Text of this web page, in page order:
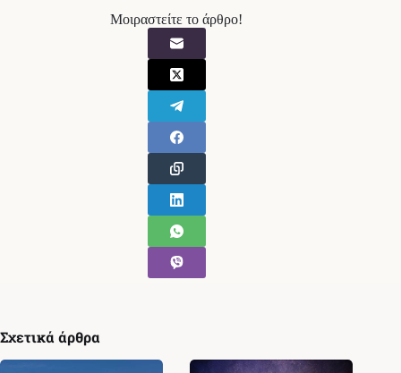
Μοιραστείτε το άρθρο!
Σχετικά άρθρα